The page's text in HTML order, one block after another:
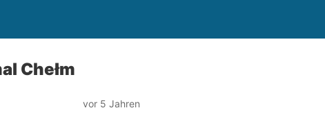
Chełm
vor 5 Jahren